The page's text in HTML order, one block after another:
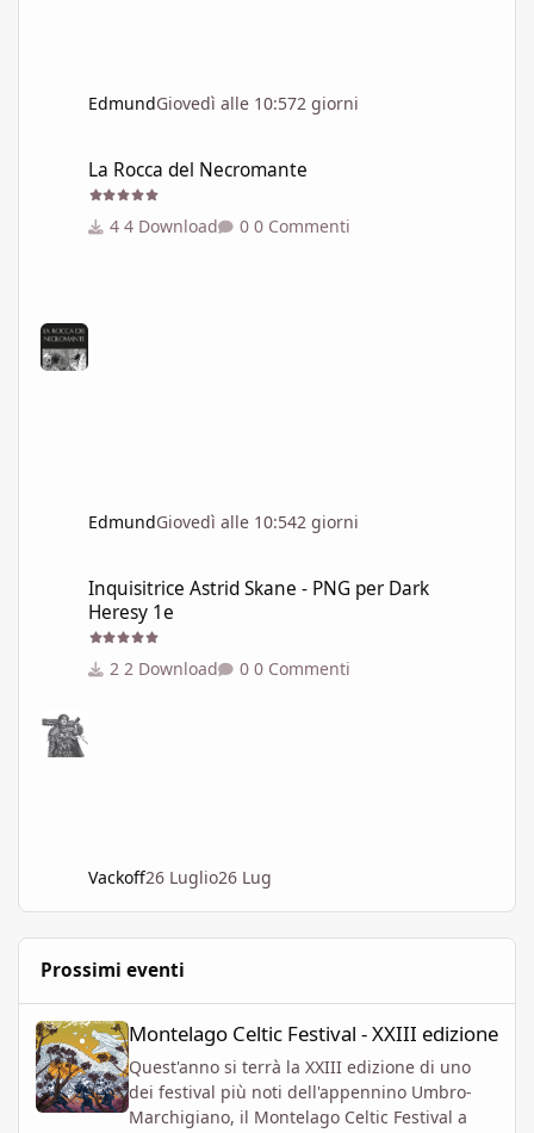
EdmundGiovedì alle 10:572 giorni
La Rocca del Necromante
4 Download 0 Commenti
EdmundGiovedì alle 10:542 giorni
Inquisitrice Astrid Skane - PNG per Dark
Heresy 1e
2 Download 0 Commenti
Vackoff26 Luglio26 Lug
Prossimi eventi
Montelago Celtic Festival - XXIII edizione
Quest'anno si terrà la XXIII edizione di uno
dei festival più noti dell'appennino Umbro-
Marchigiano, il Montelago Celtic Festival a